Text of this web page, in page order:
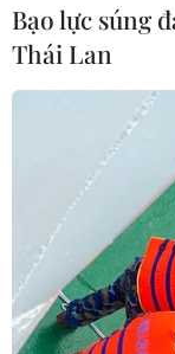
Bạo lực súng
Thái Lan